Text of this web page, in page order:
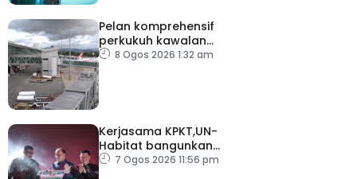
Pelan komprehensif
perkukuh kawalan
keselamatan di semua
8 Ogos 2026 1:32 am
Kerjasama KPKT,UN-
Habitat bangunkan
inisiatif My Public Space
7 Ogos 2026 11:56 pm